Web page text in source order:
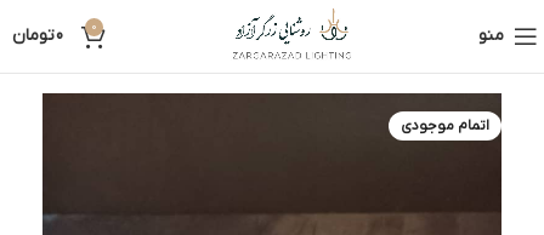
منو 0
0تومان
اتمام موجودی